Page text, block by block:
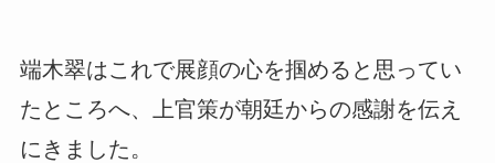
端木翠はこれで展顔の心を掴めると思ってい
たところへ、上官策が朝廷からの感謝を伝え
にきました。